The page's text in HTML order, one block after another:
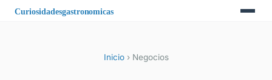
Inicio› Negocios